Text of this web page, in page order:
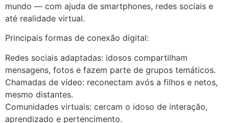
mundo — com ajuda de smartphones, redes sociais e
até realidade virtual.
Principais formas de conexão digital:
Redes sociais adaptadas: idosos compartilham
mensagens, fotos e fazem parte de grupos temáticos.
Chamadas de vídeo: reconectam avós a filhos e netos,
mesmo distantes.
Comunidades virtuais: cercam o idoso de interação,
aprendizado e pertencimento.